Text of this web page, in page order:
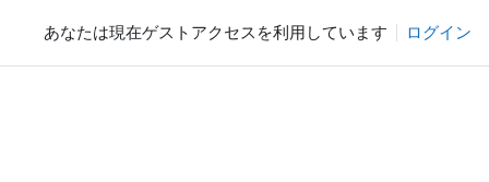
あなたは現在ゲストアクセスを利用しています ログイン